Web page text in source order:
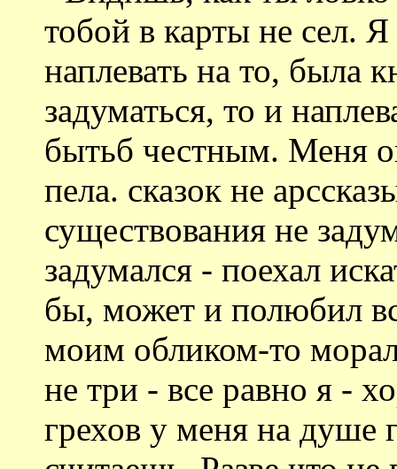
тобой в карты не сел.
наплевать на то, была
задуматься, то и
бытьб честным. Меня
пела. сказок не
существования не
задумался - поехал
бы, может и полюбил
моим обликом-то
не три - все равно я -
грехов у меня на душе